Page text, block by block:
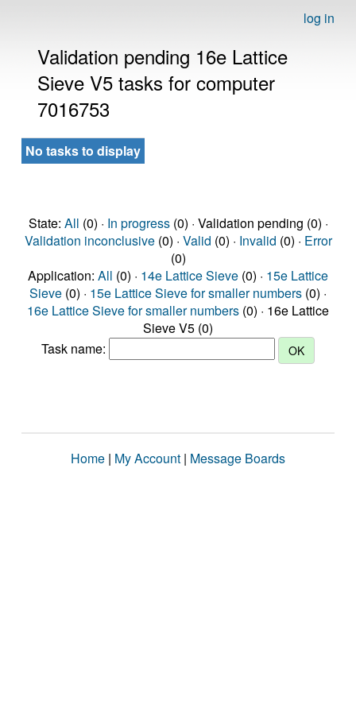
log in
Validation pending 16e Lattice
Sieve V5 tasks for computer
7016753
No tasks to display
State: All (0) · In progress(0) · Validation pending (0) ·
Validation inconclusive(0) · Valid (0) · Invalid (0) · Error
(0)
Application: All (0) · 14e Lattice Sieve (0) · 15e Lattice
Sieve (0) · 15e Lattice Sieve for smaller numbers (0) ·
16e Lattice Sieve for smaller numbers (0) · 16e Lattice
Sieve V5 (0)
Task name:
Home | My Account | Message Boards